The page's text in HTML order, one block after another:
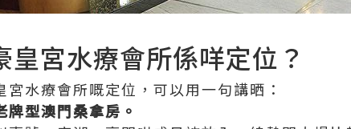
皇宮水療會所係咩定位？
宮水療會所嘅定位，可以用一句講晒：
牌型澳門桑拿房。